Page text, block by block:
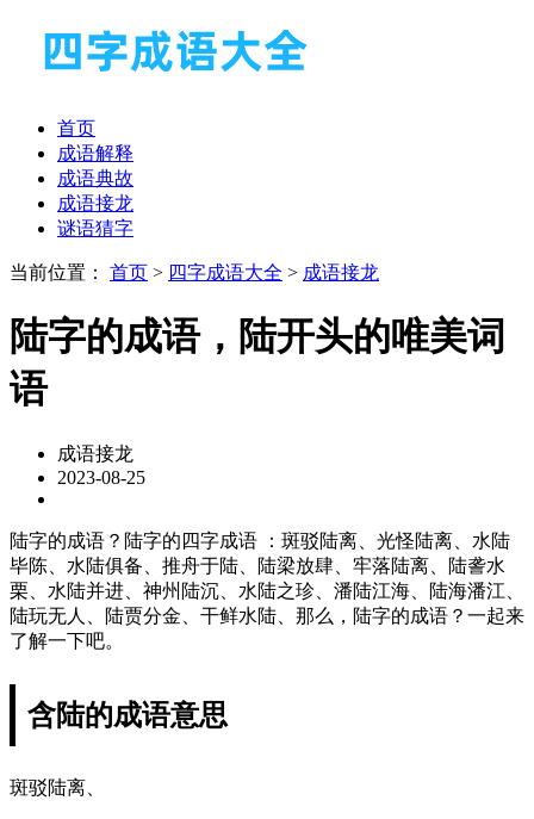
首页
成语解释
成语典故
成语接龙
谜语猜字
当前位置： 首页 > 四字成语大全 > 成语接龙
陆字的成语，陆开头的唯美词
语
成语接龙
2023-08-25
陆字的成语？陆字的四字成语 ：斑驳陆离、光怪陆离、水陆
毕陈、水陆俱备、推舟于陆、陆梁放肆、牢落陆离、陆詟水
栗、水陆并进、神州陆沉、水陆之珍、潘陆江海、陆海潘江、
陆玩无人、陆贾分金、干鲜水陆、那么，陆字的成语？一起来
了解一下吧。
含陆的成语意思
斑驳陆离、